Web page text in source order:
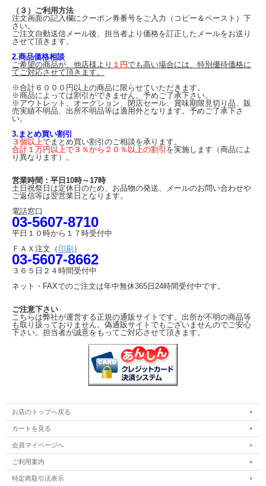
（３）ご利用方法
注文画面の記入欄にクーポン券番号をご入力（コピー＆ペースト）下
さい。
ご注文自動送信メール後、担当者より価格を訂正したメールをお送り
させて頂きます。
2.商品価格相談
ご希望の商品が、他店様より １円でも高い場合には、特別優待価格に
てご対応させて頂きます。
※合計６０００円以上の商品に限らせていただきます。
※商品によっては割引ができません。予めご了承下さい。
※アウトレット、オークション、閉店セール、賞味期限見切り品、販
売実績不明品、出所不明品等は適用外となります。予めご了承下さ
い。
3.まとめ買い割引
３個以上でまとめ買い割引のご相談を承ります。
合計１万円以上で３％から２０％以上の割引 を実施します（商品によ
り異なります）。
営業時間：平日10時～17時
土日祝祭日は定休日のため、お品物の発送、メールのお問い合わせや
ご返信等は翌営業日となります。
電話窓口
03-5607-8710
平日１０時から１７時受付中
ＦＡＸ注文（ 印刷 ）
03-5607-8662
３６５日２４時間受付中
ネット・FAXでのご注文は年中無休365日24時間受付中です。
ご注意下さい
こちらは弊社が運営する正規の通販サイトです。出所が不明の商品等
も取り扱っておりません。偽通販サイトでもございませんのでご安心
下さい。担当者が誠意をもってご対応させて頂きます。
お店のトップへ戻る
カートを見る
会員マイページへ
ご利用案内
特定商取引法表示